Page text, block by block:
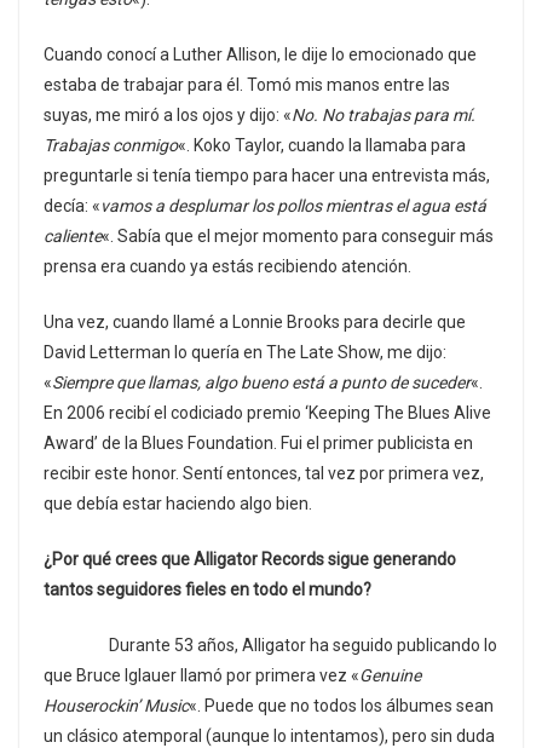
Cuando conocí a Luther Allison, le dije lo emocionado que
estaba de trabajar para él. Tomó mis manos entre las
suyas, me miró a los ojos y dijo: «No. No trabajas para mí.
Trabajas conmigo«. Koko Taylor, cuando la llamaba para
preguntarle si tenía tiempo para hacer una entrevista más,
decía: «vamos a desplumar los pollos mientras el agua está
caliente«. Sabía que el mejor momento para conseguir más
prensa era cuando ya estás recibiendo atención.
Una vez, cuando llamé a Lonnie Brooks para decirle que
David Letterman lo quería en The Late Show, me dijo:
«Siempre que llamas, algo bueno está a punto de suceder«.
En 2006 recibí el codiciado premio ‘Keeping The Blues Alive
Award’ de la Blues Foundation. Fui el primer publicista en
recibir este honor. Sentí entonces, tal vez por primera vez,
que debía estar haciendo algo bien.
¿Por qué crees que Alligator Records sigue generando
tantos seguidores fieles en todo el mundo?
Durante 53 años, Alligator ha seguido publicando lo
que Bruce Iglauer llamó por primera vez «Genuine
Houserockin’ Music«. Puede que no todos los álbumes sean
un clásico atemporal (aunque lo intentamos), pero sin duda